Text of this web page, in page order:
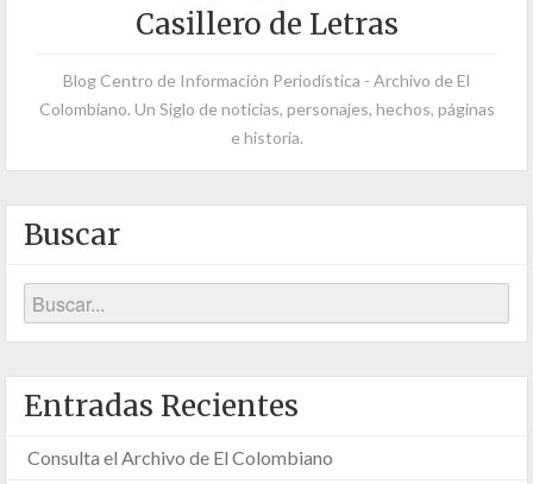
Casillero de Letras
Blog Centro de Información Periodística - Archivo de El
Colombiano. Un Siglo de noticias, personajes, hechos, páginas
e historia.
Buscar
Entradas Recientes
Consulta el Archivo de El Colombiano